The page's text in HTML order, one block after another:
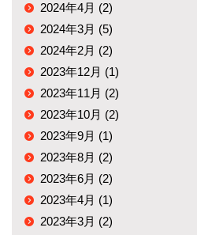
2024年4月 (2)
2024年3月 (5)
2024年2月 (2)
2023年12月 (1)
2023年11月 (2)
2023年10月 (2)
2023年9月 (1)
2023年8月 (2)
2023年6月 (2)
2023年4月 (1)
2023年3月 (2)